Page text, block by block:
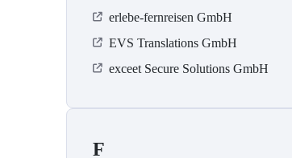
erlebe-fernreisen GmbH
EVS Translations GmbH
exceet Secure Solutions GmbH
F